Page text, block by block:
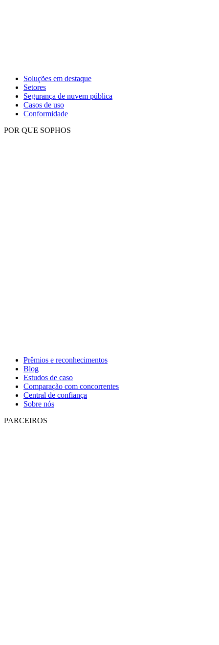
Soluções em destaque
Setores
Segurança de nuvem pública
Casos de uso
Conformidade
POR QUE SOPHOS
Prêmios e reconhecimentos
Blog
Estudos de caso
Comparação com concorrentes
Central de confiança
Sobre nós
PARCEIROS